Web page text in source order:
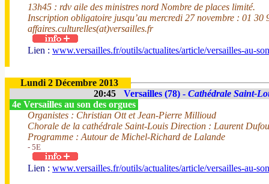
13h45 : rdv aile des ministres nord Nombre de places limité.
Inscription obligatoire jusqu’au mercredi 27 novembre : 01 30
affaires.culturelles(at)versailles.fr
Lien : www.versailles.fr/outils/actualites/article/versailles-au-
Lundi 2 Décembre 2013
20:45
Versailles (78) - Cathédrale Saint-
4e Versailles au son des orgues
Organistes : Christian Ott et Jean-Pierre Millioud
Chorale de la cathédrale Saint-Louis Direction : Laurent
Programme : Autour de Michel-Richard de Lalande
- 5E
Lien : www.versailles.fr/outils/actualites/article/versailles-au-